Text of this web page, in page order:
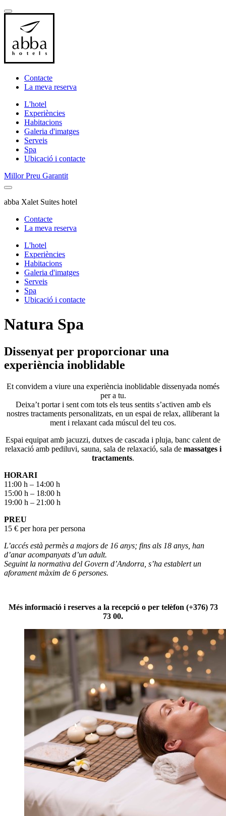
Contacte
La meva reserva
L'hotel
Experiències
Habitacions
Galeria d'imatges
Serveis
Spa
Ubicació i contacte
Millor Preu Garantit
abba Xalet Suites hotel
Contacte
La meva reserva
L'hotel
Experiències
Habitacions
Galeria d'imatges
Serveis
Spa
Ubicació i contacte
Natura Spa
Dissenyat per proporcionar una
experiència inoblidable
Et convidem a viure una experiència inoblidable dissenyada només
per a tu.
Deixa’t portar i sent com tots els teus sentits s’activen amb els
nostres tractaments personalitzats, en un espai de relax, alliberant la
ment i relaxant cada múscul del teu cos.
Espai equipat amb jacuzzi, dutxes de cascada i pluja, banc calent de
relaxació amb pediluvi, sauna, sala de relaxació, sala de massatges i
tractaments.
HORARI
11:00 h – 14:00 h
15:00 h – 18:00 h
19:00 h – 21:00 h
PREU
15 € per hora per persona
L’accés està permès a majors de 16 anys; fins als 18 anys, han
d’anar acompanyats d’un adult.
Seguint la normativa del Govern d’Andorra, s’ha establert un
aforament màxim de 6 persones.
Més informació i reserves a la recepció o per telèfon (+376) 73
73 00.